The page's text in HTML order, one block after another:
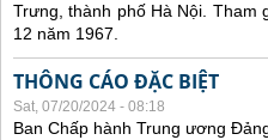
Trưng, thành phố Hà Nội. Tham
12 năm 1967.
THÔNG CÁO ĐẶC BIỆT
Sat, 07/20/2024 - 08:18
Ban Chấp hành Trung ương